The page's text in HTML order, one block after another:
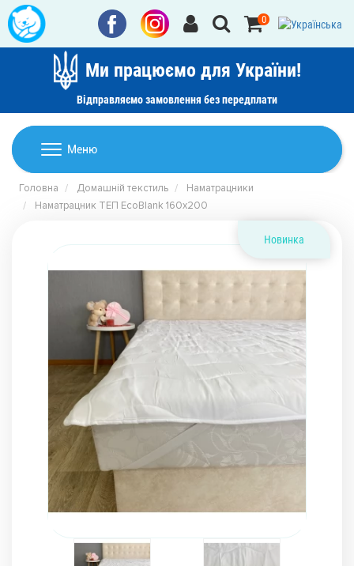
Ми працюємо для України!
Відправляємо замовлення без передплати
0
Меню
Домашній текстиль
Ковдри
Подушки
Пледи
Рушники
Наматрацники
Комплекти з ковдр, подушок і постільної білизни
Дитячі товари
Товари для дому
Машинки для стрижки та гоління
Головна Домашній текстиль
Наматрацники
Наматрацник ТЕП EcoBlank 160х200
Новинка